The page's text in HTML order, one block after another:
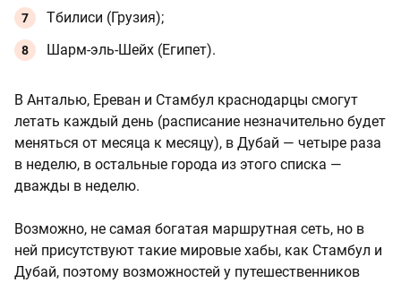
Тбилиси (Грузия);
Шарм-эль-Шейх (Египет).
В Анталью, Ереван и Стамбул краснодарцы смогут
летать каждый день (расписание незначительно будет
меняться от месяца к месяцу), в Дубай — четыре раза
в неделю, в остальные города из этого списка —
дважды в неделю.
Возможно, не самая богатая маршрутная сеть, но в
ней присутствуют такие мировые хабы, как Стамбул и
Дубай, поэтому возможностей у путешественников